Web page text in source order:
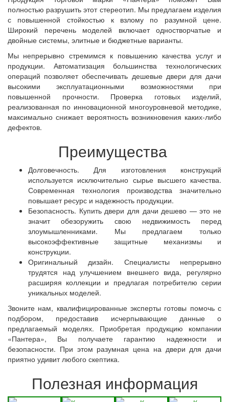
полностью разрушить этот стереотип. Мы предлагаем изделия
с повышенной стойкостью к взлому по разумной цене.
Широкий перечень моделей включает одностворчатые и
двойные системы, элитные и бюджетные варианты.
Мы непрерывно стремимся к повышению качества услуг и
продукции. Автоматизация большинства технологических
операций позволяет обеспечивать дешевые двери для дачи
высокими эксплуатационными возможностями при
повышенной прочности. Проверка готовых изделий,
реализованная по инновационной многоуровневой методике,
максимально снижает вероятность возникновения каких-либо
дефектов.
Преимущества
Долговечность. Для изготовления конструкций
используется исключительно сырье высшего качества.
Современная технология производства значительно
повышает ресурс и надежность продукции.
Безопасность. Купить двери для дачи дешево — это не
значит обезоружить свою недвижимость перед
злоумышленниками. Мы предлагаем только
высокоэффективные защитные механизмы и
конструкции.
Оригинальный дизайн. Специалисты непрерывно
трудятся над улучшением внешнего вида, регулярно
расширяя коллекции и предлагая потребителю серии
уникальных моделей.
Звоните нам, квалифицированные эксперты готовы помочь с
подбором, предоставив исчерпывающие данные о
предлагаемый моделях. Приобретая продукцию компании
«Пантера», Вы получаете гарантию надежности и
безопасности. При этом разумная цена на двери для дачи
приятно удивит любого скептика.
Полезная информация